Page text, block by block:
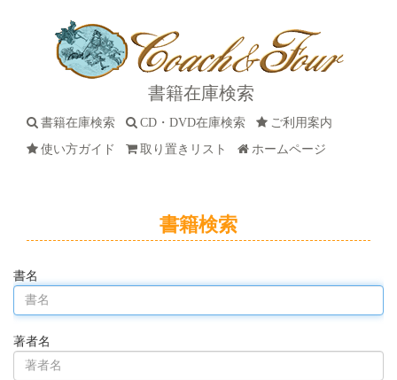
書籍在庫検索
書籍在庫検索 CD・DVD在庫検索
ご利用案内
使い方ガイド
取り置きリスト ホームページ
書籍検索
書名
著者名